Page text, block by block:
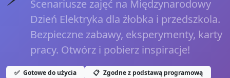
Scenariusze zajęć na Międzynarodowy
Dzień Elektryka dla żłobka i przedszkola.
Bezpieczne zabawy, eksperymenty, karty
pracy. Otwórz i pobierz inspiracje!
✅ Gotowe do użycia 📋 Zgodne z podstawą programową